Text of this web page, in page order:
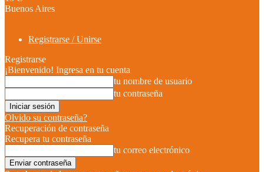
Buenos Aires
Registrarse / Unirse
Registrarse
¡Bienvenido! Ingresa en tu cuenta
tu nombre de usuario
tu contraseña
Olvido su contraseña?
Recuperación de contraseña
Recupera tu contraseña
tu correo electrónico